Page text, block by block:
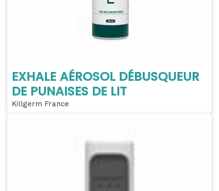
EXHALE AÉROSOL DÉBUSQUEUR
DE PUNAISES DE LIT
Killgerm France